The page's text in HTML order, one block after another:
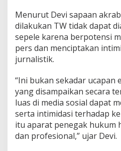
Menurut Devi sapaan
dilakukan TW tidak dapat
sepele karena berpotensi
pers dan menciptakan
jurnalistik.
“Ini bukan sekadar ucapan
yang disampaikan secara
luas di media sosial dapat
serta intimidasi terhadap
itu aparat penegak hukum
dan profesional,” ujar Devi.